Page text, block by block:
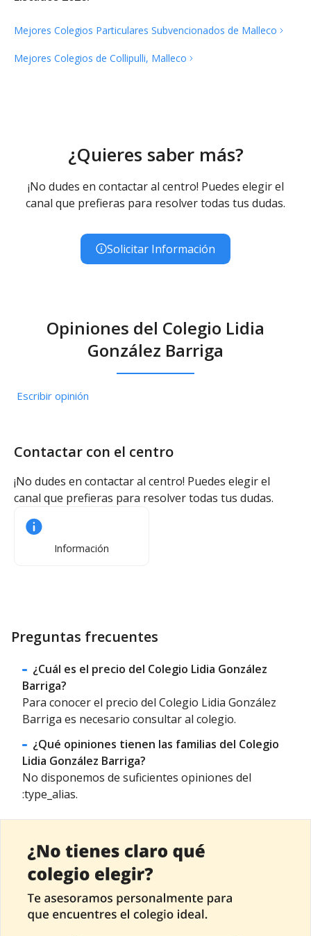
Mejores Colegios Particulares Subvencionados de Malleco
Mejores Colegios de Collipulli, Malleco
¿Quieres saber más?
¡No dudes en contactar al centro! Puedes elegir el
canal que prefieras para resolver todas tus dudas.
Solicitar Información
Opiniones del Colegio Lidia
González Barriga
Escribir opinión
Contactar con el centro
¡No dudes en contactar al centro! Puedes elegir el
canal que prefieras para resolver todas tus dudas.
Información
Preguntas frecuentes
¿Cuál es el precio del Colegio Lidia González
Barriga?
Para conocer el precio del Colegio Lidia González
Barriga es necesario consultar al colegio.
¿Qué opiniones tienen las familias del Colegio
Lidia González Barriga?
No disponemos de suficientes opiniones del
:type_alias.